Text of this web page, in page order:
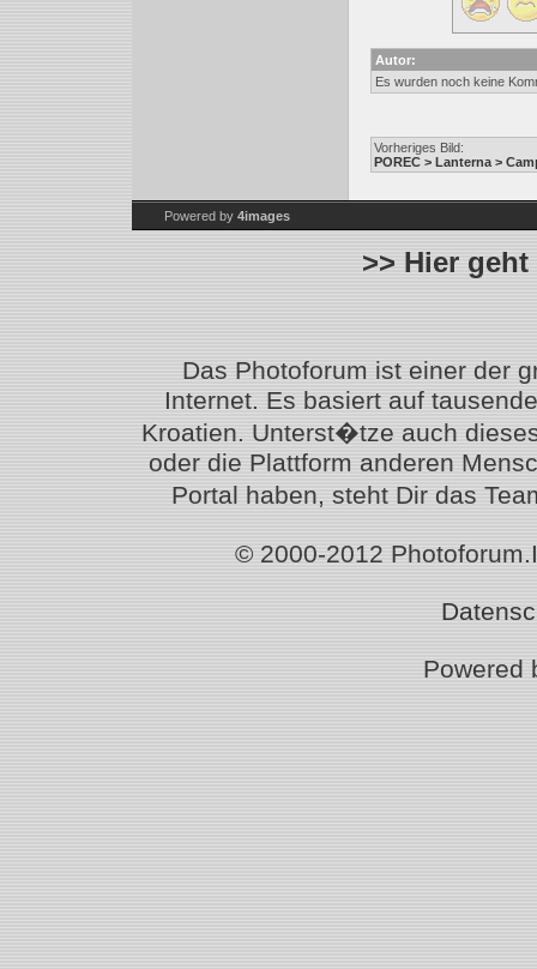
Autor:
Es wurden noch keine
Vorheriges Bild:
POREC > Lanterna >
Powered by 4images
>> Hier
Das Photoforum ist einer der
Internet. Es basiert auf
Kroatien. Unterst�tze auch
oder die Plattform anderen
Portal haben, steht Dir das
© 2000-2012
Powered